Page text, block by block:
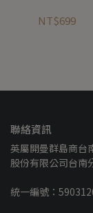
NT$699
聯絡資訊
英屬開曼群島商台
股份有限公司台南
統一編號：